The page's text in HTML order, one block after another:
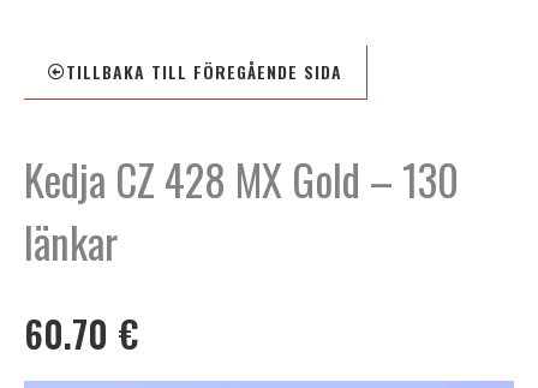
TILLBAKA TILL FÖREGÅENDE SIDA
Kedja CZ 428 MX Gold – 130
länkar
60.70 €